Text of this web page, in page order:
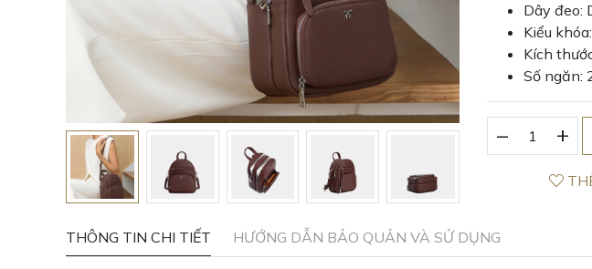
Dây đeo:
Kiểu
Kích
Số ngăn:
Angela
da
+
_
THÔNG TIN CHI TIẾT HƯỚNG DẪN BẢO QUẢN VÀ SỬ DỤNG